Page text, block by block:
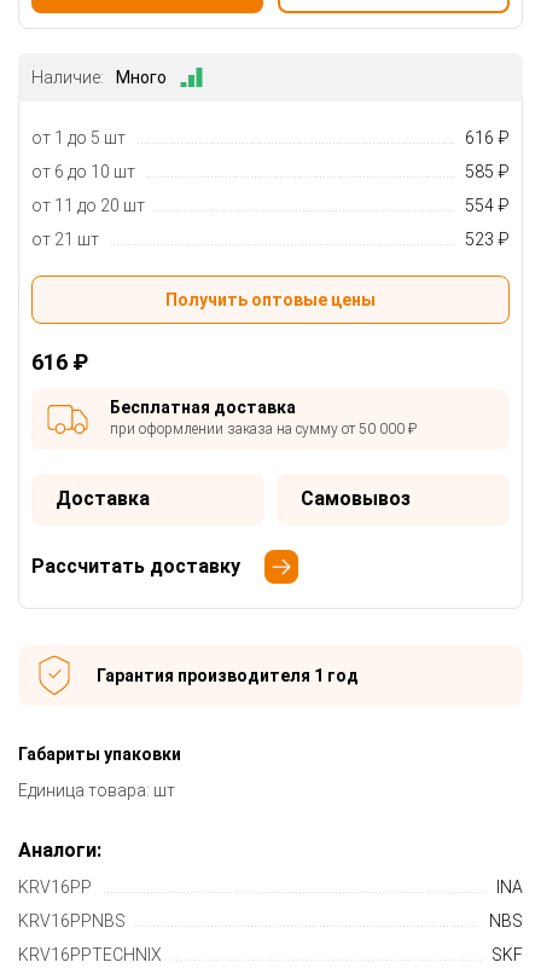
Наличие: Много
от 1 до 5 шт
616 ₽
от 6 до 10 шт
585 ₽
от 11 до 20 шт
554 ₽
от 21 шт
523 ₽
Получить оптовые цены
616 ₽
Бесплатная доставка
при оформлении заказа на сумму от 50 000 ₽
Доставка Самовывоз
Рассчитать доставку
Гарантия производителя 1 год
Габариты упаковки
Единица товара: шт
Аналоги:
KRV16PP
INA
KRV16PPNBS
NBS
KRV16PPTECHNIX
SKF